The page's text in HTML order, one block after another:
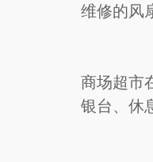
维修的风
商场超市
银台、休